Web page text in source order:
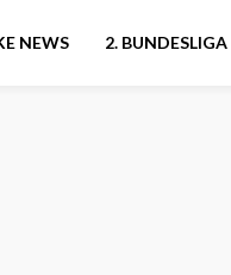
NEWS 2. BUNDESLIGA